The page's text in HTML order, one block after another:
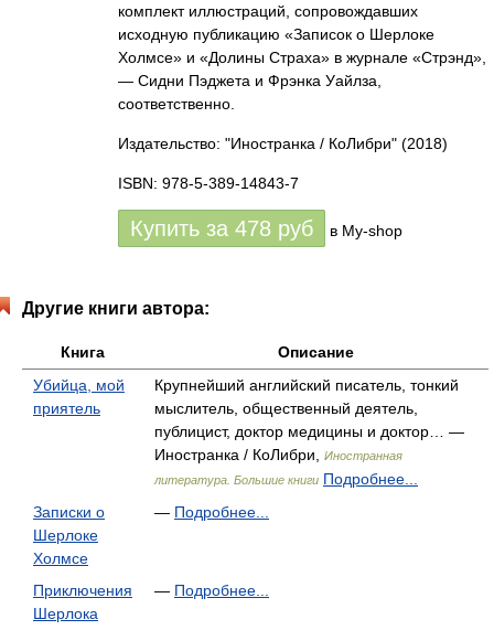
комплект иллюстраций, сопровождавших
исходную публикацию «Записок о Шерлоке
Холмсе» и «Долины Страха» в журнале «Стрэнд»,
— Сидни Пэджета и Фрэнка Уайлза,
соответственно.
Издательство: "Иностранка / КоЛибри" (2018)
ISBN: 978-5-389-14843-7
Купить за 478 руб в My-shop
Другие книги автора:
Книга
Описание
Убийца, мой
приятель
Крупнейший английский писатель, тонкий
мыслитель, общественный деятель,
публицист, доктор медицины и доктор… —
Иностранка / КоЛибри,
Иностранная
литература. Большие книги Подробнее...
Записки о
Шерлоке
Холмсе
— Подробнее...
Приключения
Шерлока
— Подробнее...